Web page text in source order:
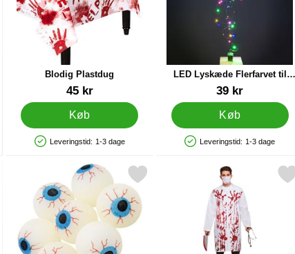
Blodig Plastdug
45 kr
Køb
Produkttilgængelighed: På lager
Leveringstid: 1-3 dage
LED Lyskæde Flerfarvet til
Balloner 5 m
39 kr
Køb
Produkttilgængelighed: På lager
Leveringstid: 1-3 dage
Spooky som favoritMarkér lysende Øjne som favoritMarkér blodig Doktor